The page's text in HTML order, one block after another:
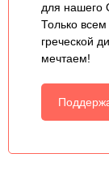
для нашего
Только
греческой
мечтаем!